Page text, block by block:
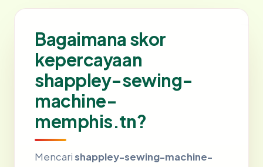
Bagaimana skor
kepercayaan
shappley-sewing-
machine-
memphis.tn?
Mencarishappley-sewing-machine-